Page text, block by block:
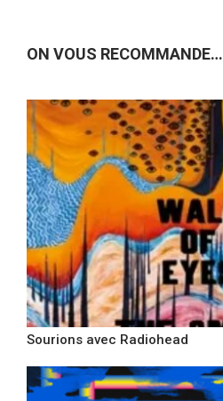
ON VOUS RECOMMANDE…
Sourions avec Radiohead